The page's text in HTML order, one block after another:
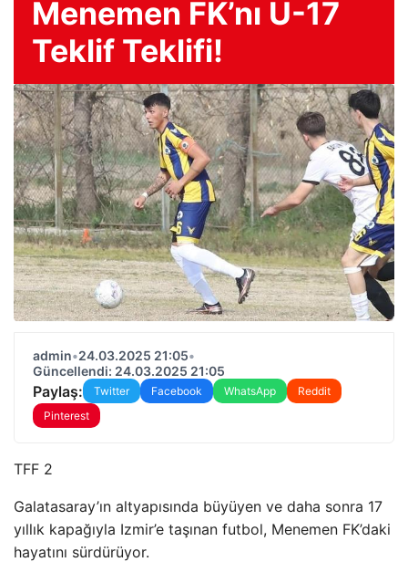
Menemen FK’nı U-17
Teklif Teklifi!
admin•24.03.2025 21:05•
Güncellendi: 24.03.2025 21:05
Paylaş: Twitter Facebook WhatsApp
Reddit
Pinterest
TFF 2
Galatasaray’ın altyapısında büyüyen ve daha sonra 17
yıllık kapağıyla Izmir’e taşınan futbol, ​​Menemen FK’daki
hayatını sürdürüyor.